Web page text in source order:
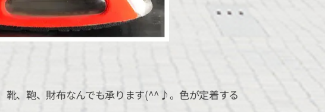
靴、鞄、財布なんでも承ります(^^♪。色が定着する